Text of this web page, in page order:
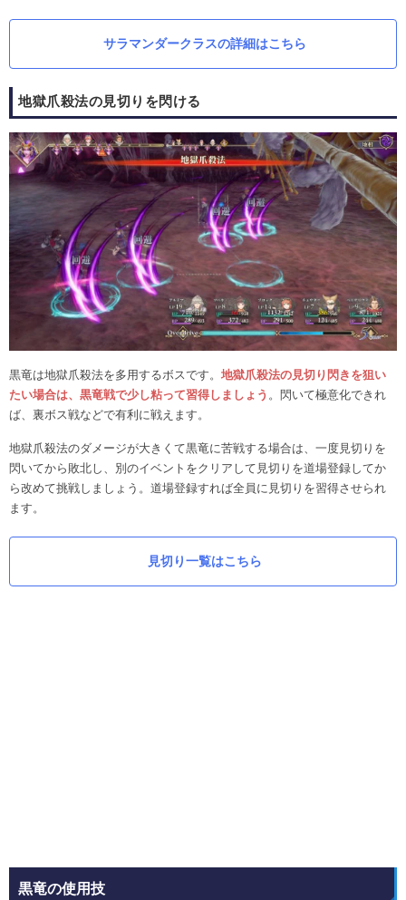
サラマンダークラスの詳細はこちら
地獄爪殺法の見切りを閃ける
黒竜は地獄爪殺法を多用するボスです。 地獄爪殺法の見切り閃きを狙い
たい場合は、黒竜戦で少し粘って習得しましょう 。閃いて極意化できれ
ば、裏ボス戦などで有利に戦えます。
地獄爪殺法のダメージが大きくて黒竜に苦戦する場合は、一度見切りを
閃いてから敗北し、別のイベントをクリアして見切りを道場登録してか
ら改めて挑戦しましょう。道場登録すれば全員に見切りを習得させられ
ます。
見切り一覧はこちら
黒竜の使用技